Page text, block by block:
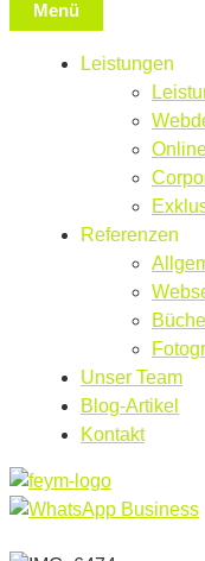
Menü
Leistungen
Referenzen
Unser Team
Blog-Artikel
Kontakt